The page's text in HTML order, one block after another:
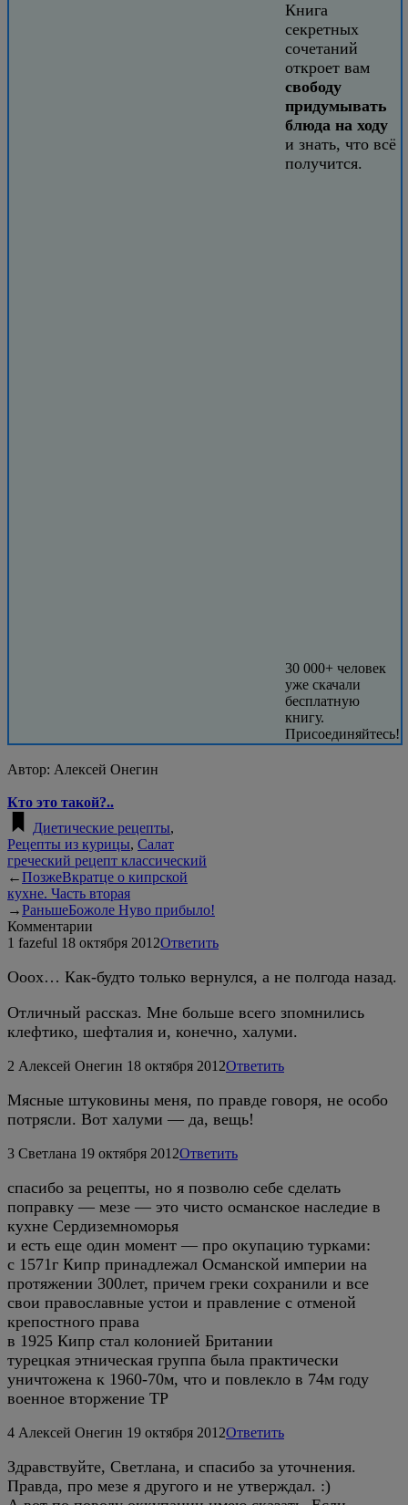
Книга
секретных
сочетаний
откроет вам
свободу
придумывать
блюда на ходу
и знать, что всё
получится.
30 000+ человек
уже скачали
бесплатную
книгу.
Присоединяйтесь!
Автор: Алексей Онегин
Кто это такой?..
Диетические рецепты,
Рецепты из курицы, Салат
греческий рецепт классический
←ПозжеВкратце о кипрской
кухне. Часть вторая
→РаньшеБожоле Нуво прибыло!
Комментарии
1 fazeful 18 октября 2012Ответить
Ооох… Как-будто только вернулся, а не полгода назад.
Отличный рассказ. Мне больше всего зпомнились
клефтико, шефталия и, конечно, халуми.
2 Алексей Онегин 18 октября 2012Ответить
Мясные штуковины меня, по правде говоря, не особо
потрясли. Вот халуми — да, вещь!
3 Светлана 19 октября 2012Ответить
спасибо за рецепты, но я позволю себе сделать
поправку — мезе — это чисто османское наследие в
кухне Сердиземноморья
и есть еще один момент — про окупацию турками:
с 1571г Кипр принадлежал Османской империи на
протяжении 300лет, причем греки сохранили и все
свои православные устои и правление с отменой
крепостного права
в 1925 Кипр стал колонией Британии
турецкая этническая группа была практически
уничтожена к 1960-70м, что и повлекло в 74м году
военное вторжение ТР
4 Алексей Онегин 19 октября 2012Ответить
Здравствуйте, Светлана, и спасибо за уточнения.
Правда, про мезе я другого и не утверждал. :)